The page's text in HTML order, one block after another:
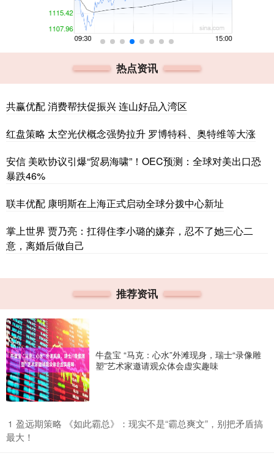
热点资讯
共赢优配 消费帮扶促振兴 连山好品入湾区
红盘策略 太空光伏概念强势拉升 罗博特科、奥特维等大涨
安信 美欧协议引爆“贸易海啸”！OEC预测：全球对美出口恐
暴跌46%
联丰优配 康明斯在上海正式启动全球分拨中心新址
掌上世界 贾乃亮：扛得住李小璐的嫌弃，忍不了她三心二
意，离婚后做自己
推荐资讯
牛盘宝 “马克：心水”外滩现身，瑞士“录像雕
塑”艺术家邀请观众体会虚实趣味
1 ​盈远期策略 《如此霸总》：现实不是“霸总爽文”，别把矛盾搞
最大！